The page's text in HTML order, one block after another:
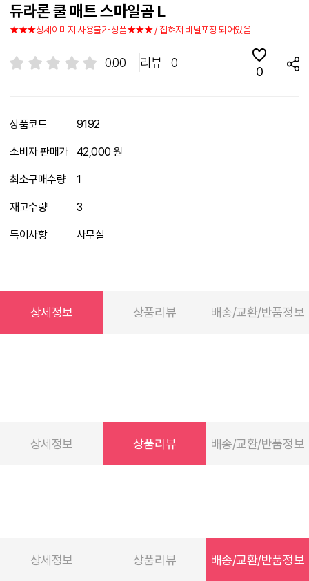
듀라론 쿨 매트 스마일곰 L
★★★상세이미지 사용불가 상품★★★ / 접혀져 비닐포장 되어있음
0.00 리뷰 0
0
상품코드 9192
소비자 판매가 42,000 원
최소구매수량 1
재고수량 3
특이사항 사무실
상세정보 상품리뷰 배송/교환/반품정보
상세정보 상품리뷰 배송/교환/반품정보
상세정보 상품리뷰 배송/교환/반품정보